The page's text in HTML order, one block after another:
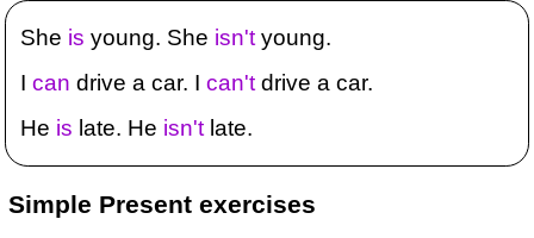
She is young. She isn't young.
Ican drive a car. Ican't drive a car.
He is late. He isn't late.
Simple Present exercises